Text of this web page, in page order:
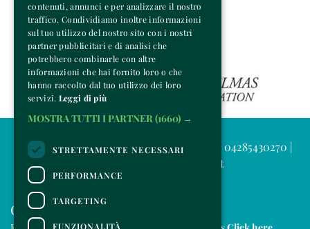
© 2025 Venice Music Project | P.IVA e C.F. 04285430270 |
info@venicemusicproject.it
CONTACTS
contenuti, annunci e per analizzare il nostro
traffico. Condividiamo inoltre informazioni
sul tuo utilizzo del nostro sito con i nostri
partner pubblicitari e di analisi che
potrebbero combinarle con altre
informazioni che hai fornito loro o che
hanno raccolto dal tuo utilizzo dei loro
servizi. Leggi di più
MOSTRA TUTTI I PARTNER(1660) →
STRETTAMENTE NECESSARI
PERFORMANCE
TARGETING
FUNZIONALITÀ